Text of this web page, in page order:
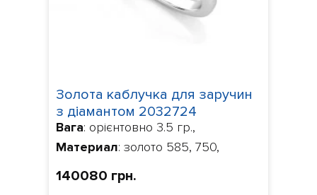
Золота каблучка для заручин
з діамантом 2032724
Вага: орієнтовно 3.5 гр.,
Материал: золото 585, 750,
Изготовление
140080 грн.